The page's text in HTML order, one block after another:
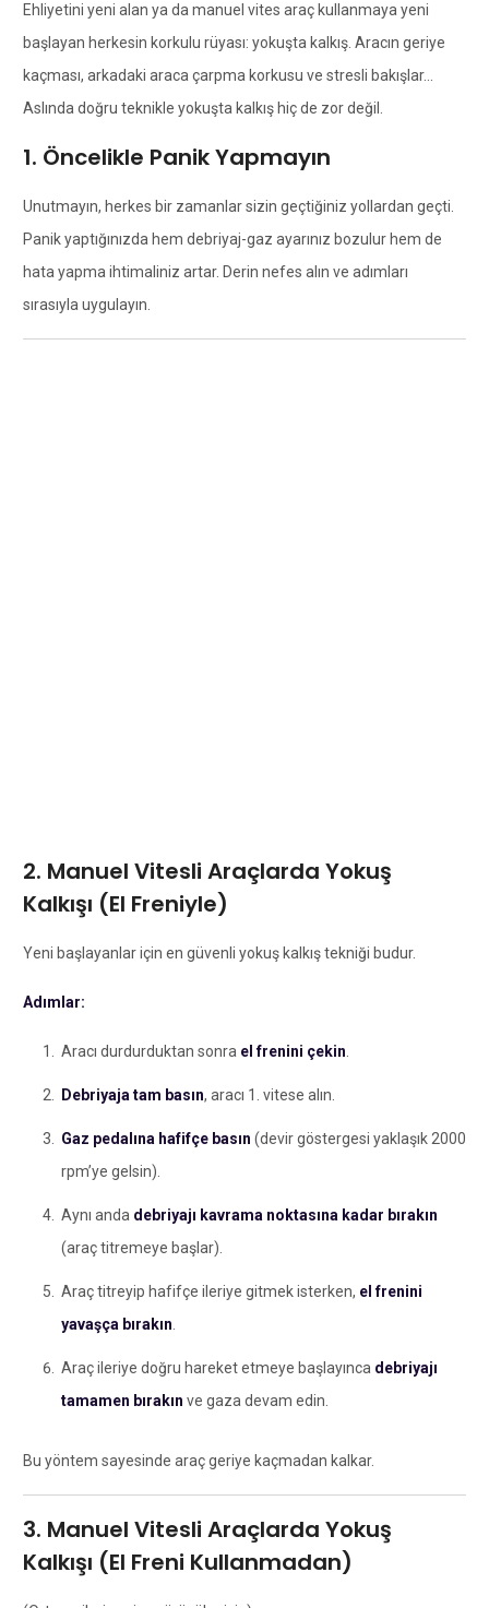
Ehliyetini yeni alan ya da manuel vites araç kullanmaya yeni
başlayan herkesin korkulu rüyası: yokuşta kalkış. Aracın geriye
kaçması, arkadaki araca çarpma korkusu ve stresli bakışlar...
Aslında doğru teknikle yokuşta kalkış hiç de zor değil.
1. Öncelikle Panik Yapmayın
Unutmayın, herkes bir zamanlar sizin geçtiğiniz yollardan geçti.
Panik yaptığınızda hem debriyaj-gaz ayarınız bozulur hem de
hata yapma ihtimaliniz artar. Derin nefes alın ve adımları
sırasıyla uygulayın.
2. Manuel Vitesli Araçlarda Yokuş
Kalkışı (El Freniyle)
Yeni başlayanlar için en güvenli yokuş kalkış tekniği budur.
Adımlar:
Aracı durdurduktan sonra el frenini çekin.
Debriyaja tam basın, aracı 1. vitese alın.
Gaz pedalına hafifçe basın (devir göstergesi yaklaşık 2000
rpm’ye gelsin).
Aynı anda debriyajı kavrama noktasına kadar bırakın
(araç titremeye başlar).
Araç titreyip hafifçe ileriye gitmek isterken, el frenini
yavaşça bırakın.
Araç ileriye doğru hareket etmeye başlayınca debriyajı
tamamen bırakın ve gaza devam edin.
Bu yöntem sayesinde araç geriye kaçmadan kalkar.
3. Manuel Vitesli Araçlarda Yokuş
Kalkışı (El Freni Kullanmadan)